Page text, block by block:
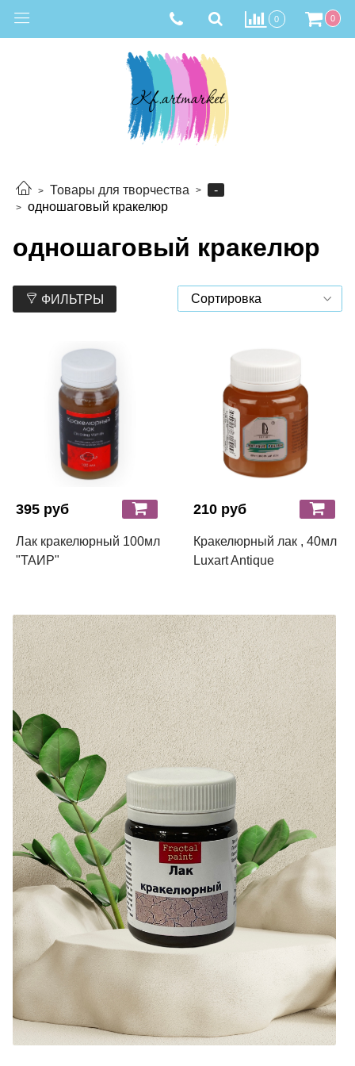
0 0
Товары для творчества
-
одношаговый кракелюр
одношаговый кракелюр
ФИЛЬТРЫ
395 руб
Лак кракелюрный 100мл
"ТАИР"
210 руб
Кракелюрный лак , 40мл
Luxart Antique